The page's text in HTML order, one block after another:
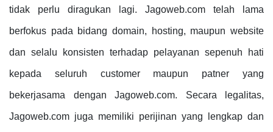
tidak perlu diragukan lagi. Jagoweb.com telah lama
berfokus pada bidang domain, hosting, maupun website
dan selalu konsisten terhadap pelayanan sepenuh hati
kepada seluruh customer maupun patner yang
bekerjasama dengan Jagoweb.com. Secara legalitas,
Jagoweb.com juga memiliki perijinan yang lengkap dan